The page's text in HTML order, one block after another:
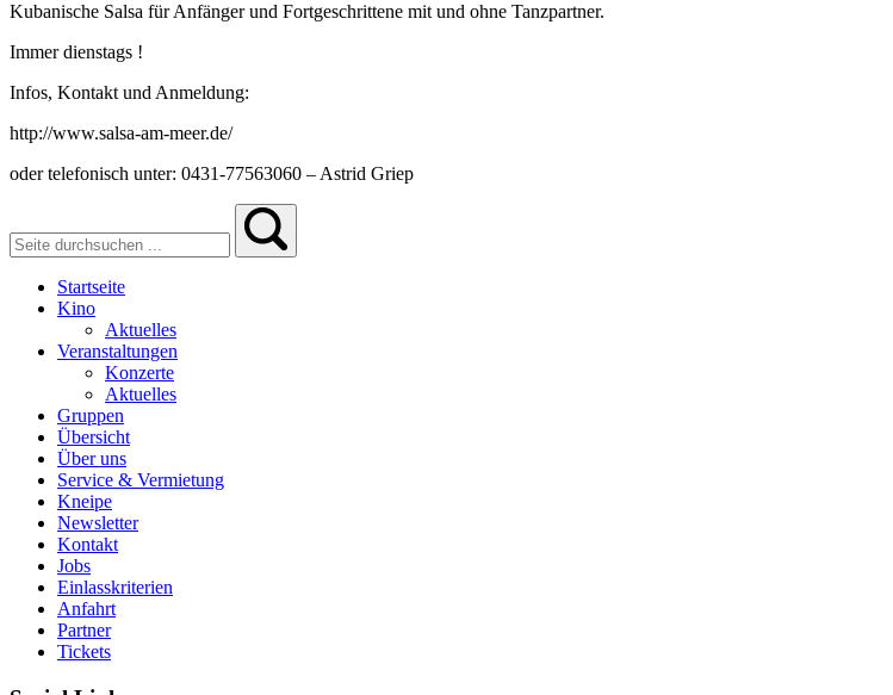
Kubanische Salsa für Anfänger und Fortgeschrittene mit und ohne Tanzpartner.
Immer dienstags !
Infos, Kontakt und Anmeldung:
http://www.salsa-am-meer.de/
oder telefonisch unter: 0431-77563060 – Astrid Griep
Startseite
Kino
Aktuelles
Veranstaltungen
Konzerte
Aktuelles
Gruppen
Übersicht
Über uns
Service & Vermietung
Kneipe
Newsletter
Kontakt
Jobs
Einlasskriterien
Anfahrt
Partner
Tickets